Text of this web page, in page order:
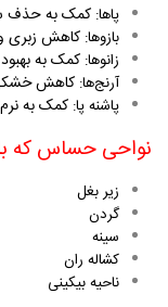
پاها: کمک به حذف
بازوها: کاهش زبری
زانوها: کمک به
آرنج‌ها: کاهش
پاشنه پا: کمک به
نواحی حساس که
زیر بغل
گردن
سینه
کشاله ران
ناحیه بیکینی